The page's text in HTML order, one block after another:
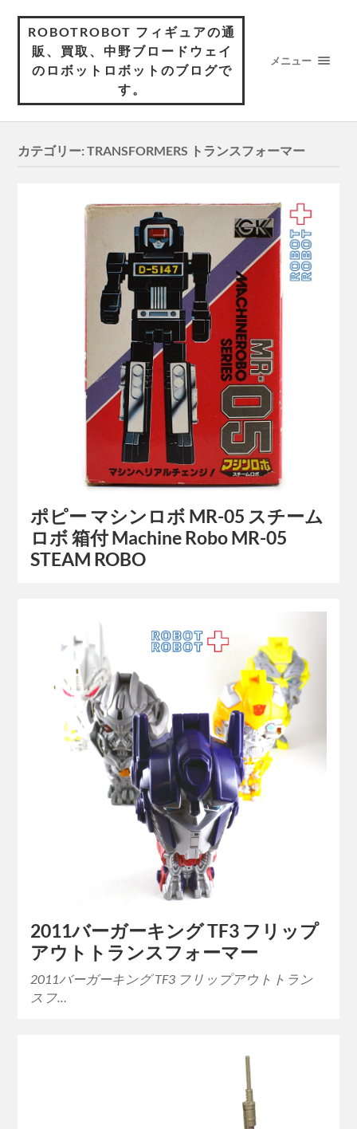
ROBOTROBOT フィギュアの通
販、買取、中野ブロードウェイ
のロボットロボットのブログで
す。
メニュー
カテゴリー:TRANSFORMERS トランスフォーマー
ポピー マシンロボ MR-05 スチーム
ロボ 箱付 Machine Robo MR-05
STEAM ROBO
2011バーガーキング TF3 フリップ
アウトトランスフォーマー
2011バーガーキング TF3 フリップアウトトラン
スフ…